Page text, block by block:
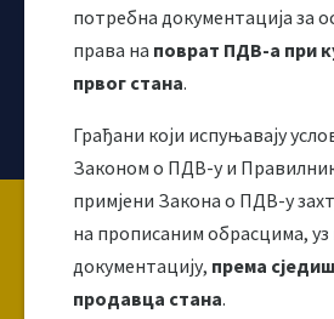
потребна документација за
права на поврат ПДВ-а при
првог стана.
Грађани који испуњавају
Законом о ПДВ-у и
примјени Закона о ПДВ-у
на прописаним обрасцима,
документацију, према
продавца стана.
Корисни линкови
Copyright ©2026 Uprava za
oporezivanje